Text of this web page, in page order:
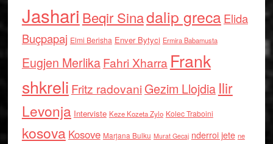
Jashari Beqir Sinadalip grecaElida
Buçpapaj Elmi Berisha Enver Bytyci Ermira Babamusta
Eugjen MerlikaFahri Xharra Frank
shkreli Fritz radovaniGezim Llojdia Ilir
Levonja Interviste Keze Kozeta Zylo Kolec Traboini
kosova Kosove Marjana Bulku Murat Gecaj nderroi jete ne